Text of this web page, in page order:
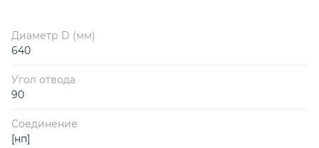
Диаметр D (мм)
640
Угол отвода
90
Соединение
[нп]